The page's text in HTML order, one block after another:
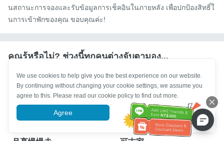
นสถานะการจองและรับข้อมูลการเช็คอินในภายหลัง เพื่อปกป้องสิทธิ์ใ
นการเข้าพักของคุณ ขอบคุณค่ะ!
คุณรู้หรือไม่? ช่วงนี้ทุกคนต่างจับตามอง...
獨旅主題專區 1+
We use cookies to help give you the best experience on our website.
By continuing without changing your cookie settings, we assume you
agree to this. Please read our cookie policy to find out more.
Agree More information